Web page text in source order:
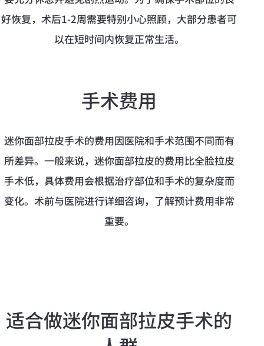
好恢复，术后1-2周需要特别小心照顾，大部分患者可
以在短时间内恢复正常生活。
手术费用
迷你面部拉皮手术的费用因医院和手术范围不同而有
所差异。一般来说，迷你面部拉皮的费用比全脸拉皮
手术低，具体费用会根据治疗部位和手术的复杂度而
变化。术前与医院进行详细咨询，了解预计费用非常
重要。
适合做迷你面部拉皮手术的